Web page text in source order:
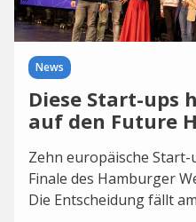
News
Diese Start-ups
auf den Future
Zehn europäische
Finale des Hamburger
Die Entscheidung fällt